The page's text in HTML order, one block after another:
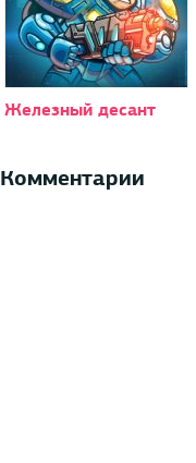
Железный десант
Комментарии